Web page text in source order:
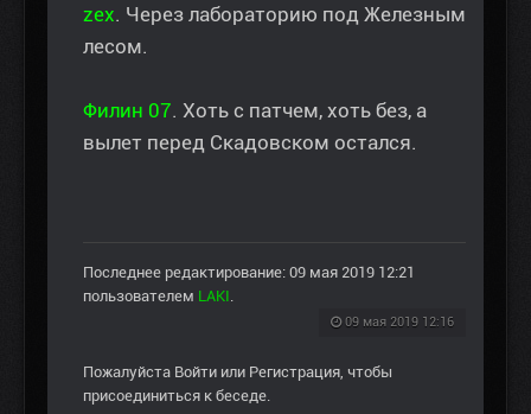
zex. Через лабораторию под Железным
лесом.
Филин 07. Хоть с патчем, хоть без, а
вылет перед Скадовском остался.
Последнее редактирование: 09 мая 2019 12:21
пользователем LAKI
09 мая 2019 12:16
Пожалуйста Войти или Регистрация , чтобы
присоединиться к беседе.